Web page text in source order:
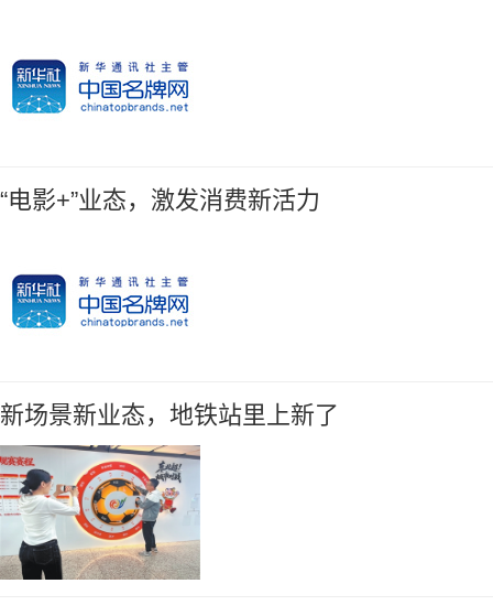
“电影+”业态，激发消费新活力
新场景新业态，地铁站里上新了